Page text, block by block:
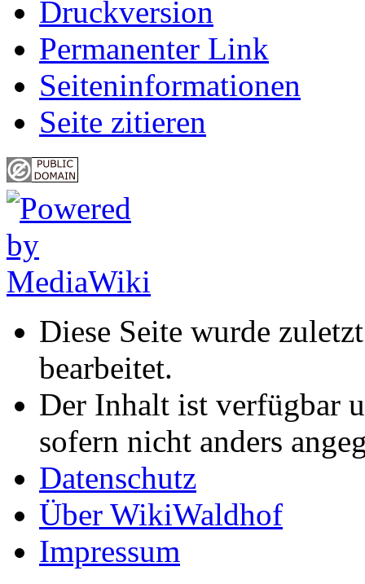
Druckversion
Permanenter Link
Seiten­informationen
Seite zitieren
Diese Seite wurde
bearbeitet.
Der Inhalt ist verfügbar
sofern nicht anders
Datenschutz
Über WikiWaldhof
Impressum